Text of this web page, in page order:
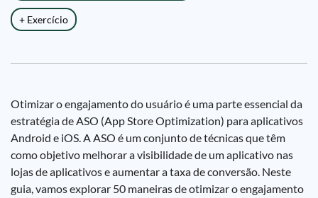
+ Exercício
Otimizar o engajamento do usuário é uma parte essencial da
estratégia de ASO (App Store Optimization) para aplicativos
Android e iOS. A ASO é um conjunto de técnicas que têm
como objetivo melhorar a visibilidade de um aplicativo nas
lojas de aplicativos e aumentar a taxa de conversão. Neste
guia, vamos explorar 50 maneiras de otimizar o engajamento